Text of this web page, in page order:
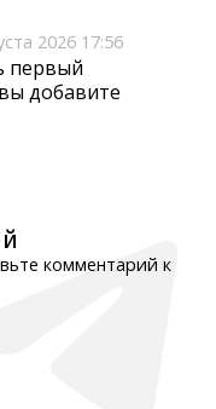
2026 17:56
первый
добавите
комментарий к